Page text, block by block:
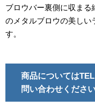
ブロウバー裏側に収ま
のメタルブロウの美しい
す。
商品については
問い合わせくださ